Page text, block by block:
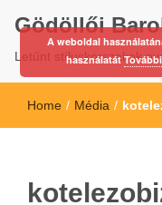
Gödöllői
Letűnt stíluskorszakok
Home / Média /
A weboldal
használatát